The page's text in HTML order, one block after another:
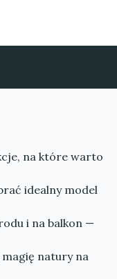
na które warto
idealny model
i na balkon —
natury na